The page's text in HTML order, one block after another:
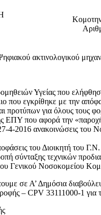
ακτινολογικού
Υγείας που
που εγκρίθηκε με την
προτύπων για όλους τους
που αφορά την «παροχή
4-2016 ανακοινώσεις του
του Διοικητή του
σύνταξης τεχνικών
Γενικού Νοσοκομείου
σε Α’ Δημόσια
– CPV 33111000-1